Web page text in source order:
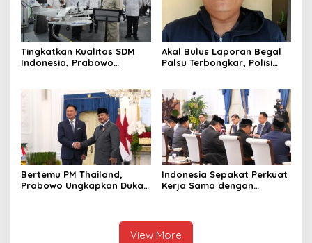
Tingkatkan Kualitas SDM
Indonesia, Prabowo
Terbaik Dunia
Akal Bulus Laporan Begal
Palsu Terbongkar, Polisi
Bertemu PM Thailand,
Prabowo Ungkapkan Duka
Indonesia Sepakat Perkuat
Kerja Sama dengan
View More